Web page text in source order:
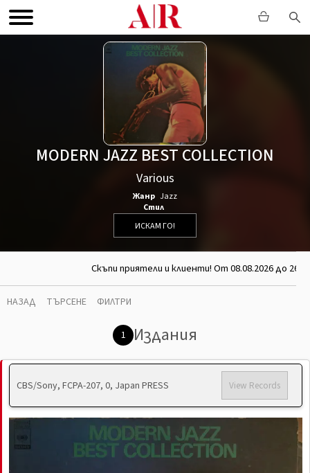
MODERN JAZZ BEST COLLECTION
Various
Жанр Jazz
Стил
ИСКАМ ГО!
Скъпи приятели и клиенти! От 08.08.2026 до
НАЗАД ТЪРСЕНЕ ФИЛТРИ
1 Издания
CBS/Sony, FCPA-207, 0, Japan PRESS View Records